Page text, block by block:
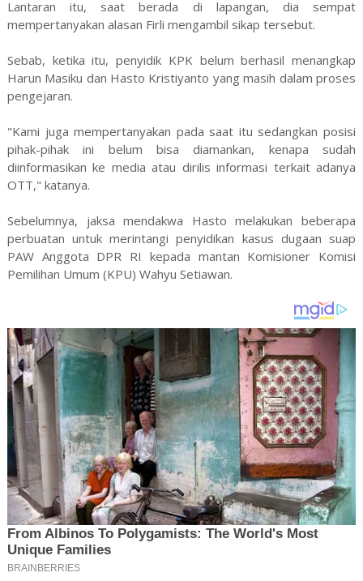
Lantaran itu, saat berada di lapangan, dia sempat
mempertanyakan alasan Firli mengambil sikap tersebut.
Sebab, ketika itu, penyidik KPK belum berhasil menangkap
Harun Masiku dan Hasto Kristiyanto yang masih dalam proses
pengejaran.
"Kami juga mempertanyakan pada saat itu sedangkan posisi
pihak-pihak ini belum bisa diamankan, kenapa sudah
diinformasikan ke media atau dirilis informasi terkait adanya
OTT," katanya.
Sebelumnya, jaksa mendakwa Hasto melakukan beberapa
perbuatan untuk merintangi penyidikan kasus dugaan suap
PAW Anggota DPR RI kepada mantan Komisioner Komisi
Pemilihan Umum (KPU) Wahyu Setiawan.